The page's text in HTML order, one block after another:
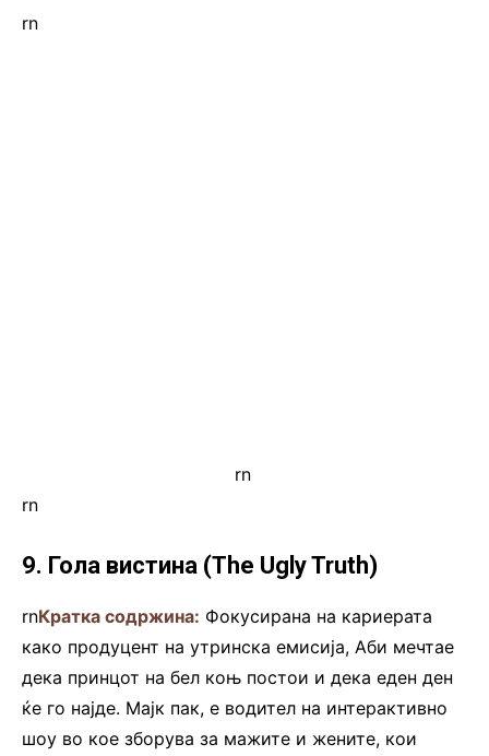
rn
rn.
rn
9. Гола вистина (The Ugly Truth)
rnКратка содржина: Фокусирана на кариерата
како продуцент на утринска емисија, Аби мечтае
дека принцот на бел коњ постои и дека еден ден
ќе го најде. Мајк пак, е водител на интерактивно
шоу во кое зборува за мажите и жените, кои